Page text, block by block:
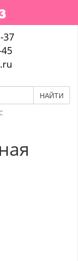
37
НАЙТИ